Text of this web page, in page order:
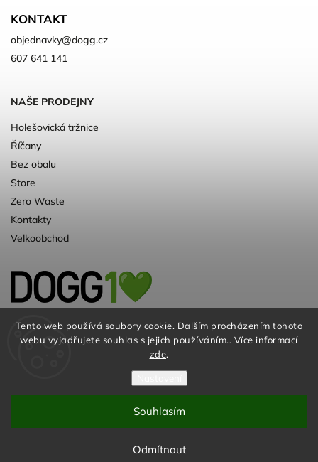
Tento web používá soubory cookie. Dalším procházením tohoto
webu vyjadřujete souhlas s jejich používáním.. Více informací
zde.
Odmítnout
Souhlasím
KONTAKT
objednavky@dogg.cz
607 641 141
NAŠE PRODEJNY
Holešovická tržnice
Říčany
Bez obalu
Store
Zero Waste
Kontakty
Velkoobchod
Kvalitní a ♻️eko chovatelské potřeby pro
psy. Už 10 let